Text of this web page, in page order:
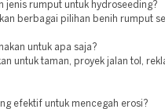
jenis rumput untuk hydroseeding?
berbagai pilihan benih rumput
untuk apa saja?
untuk taman, proyek jalan tol,
efektif untuk mencegah erosi?